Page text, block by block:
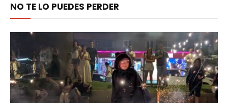
NO TE LO PUEDES PERDER